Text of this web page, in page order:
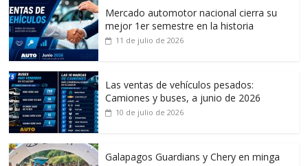
Mercado automotor nacional cierra su
mejor 1er semestre en la historia
11 de julio de 2026
Las ventas de vehículos pesados:
Camiones y buses, a junio de 2026
10 de julio de 2026
Galapagos Guardians y Chery en minga